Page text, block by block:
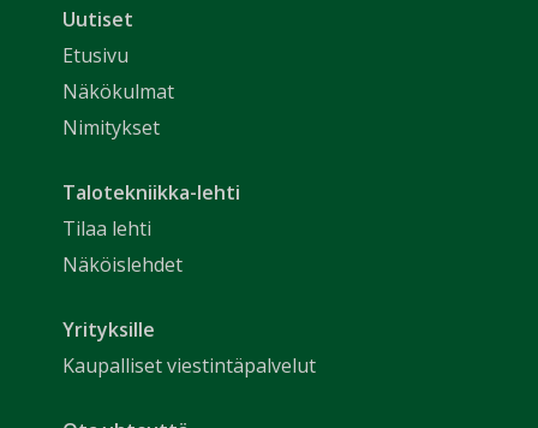
Uutiset
Etusivu
Näkökulmat
Nimitykset
Talotekniikka-lehti
Tilaa lehti
Näköislehdet
Yrityksille
Kaupalliset viestintäpalvelut